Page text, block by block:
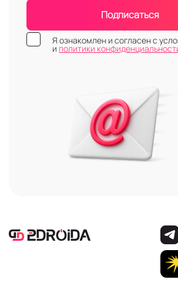
Подписаться
Я ознакомлен и согласен с
и политики